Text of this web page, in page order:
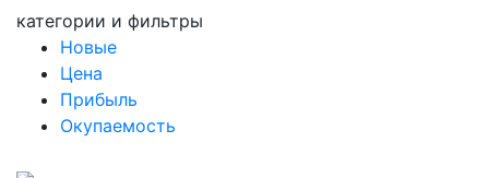
категории и фильтры
Новые
Цена
Прибыль
Окупаемость